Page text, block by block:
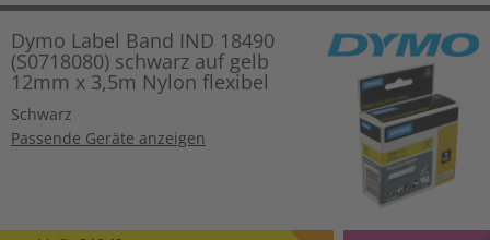
Dymo Label Band IND 18490
(S0718080) schwarz auf gelb
12mm x 3,5m Nylon flexibel
Schwarz
Passende Geräte anzeigen